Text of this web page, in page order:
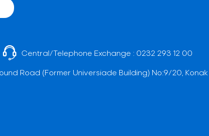
Central/Telephone Exchange : 0232 293 12 00
Road (Former Universiade Building) No:9/20, Konak